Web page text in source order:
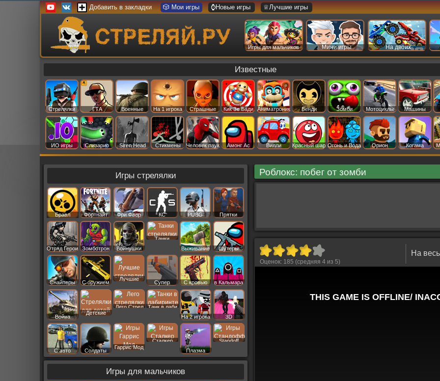
Добавить в закладки 🎲 Мои игры ⌚Новые игры ♕Лучшие игры
Игры для мальчиков Мини игры На двоих
Известные
Стрелялки ГТА Военные На 1 игрока Страшные Кик Зе Бади Аниматроник Бенди Зомби Мотоциклы Машины
ИО игры Слизарио Siren Head Стикмены Человек паук Амонг Ас Вилли Красный шар Огонь и Вода Орион Когама
Роблокс: побег от зомби
Оценок: 185 (средняя 4из 5)
На
Игры стрелялки
Бравл
Старс
Фортнайт Фри Фаер КС PUBG Прятки
Отряд Герои Зомботрон Войнушки
Танки
Выживание
Шутеры
Снайперы С оружием
Лучшие
Супер С кровью в Кальмара
Война
Детские
Лего Стрел
Танк в лаби
На 2 игрока
3D
С авто Солдаты
Гаррис Мод
Сталкер
Плазма
Standoff
Игры для мальчиков